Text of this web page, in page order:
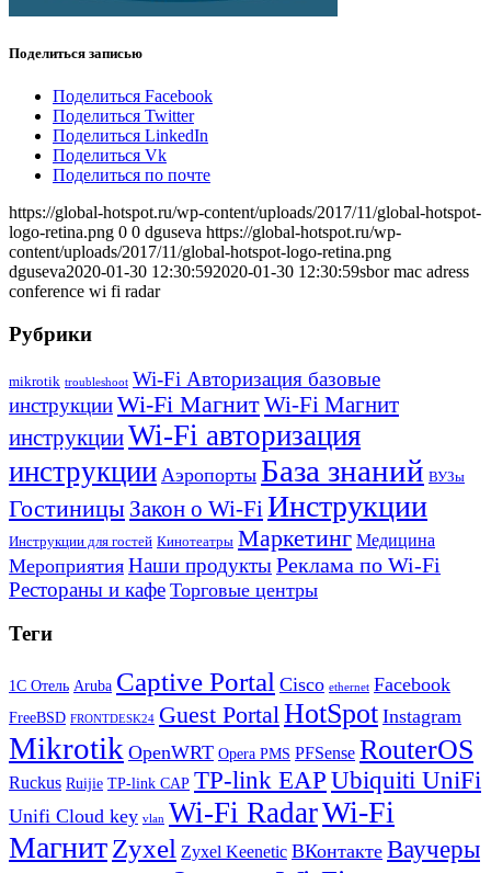
Поделиться записью
Поделиться Facebook
Поделиться Twitter
Поделиться LinkedIn
Поделиться Vk
Поделиться по почте
https://global-hotspot.ru/wp-content/uploads/2017/11/global-hotspot-
logo-retina.png 0 0 dguseva https://global-hotspot.ru/wp-
content/uploads/2017/11/global-hotspot-logo-retina.png
dguseva2020-01-30 12:30:592020-01-30 12:30:59sbor mac adress
conference wi fi radar
Рубрики
mikrotik troubleshoot Wi-Fi Авторизация базовые
инструкцииWi-Fi МагнитWi-Fi Магнит
инструкцииWi-Fi авторизация
инструкции Аэропорты База знаний ВУЗы
Гостиницы Закон о Wi-Fi Инструкции
Инструкции для гостей Кинотеатры Маркетинг Медицина
Мероприятия Наши продуктыРеклама по Wi-Fi
Рестораны и кафе Торговые центры
Теги
1С Отель Aruba Captive Portal Cisco ethernet Facebook
FreeBSD FRONTDESK24 Guest PortalHotSpot Instagram
Mikrotik OpenWRT Opera PMS PFSense RouterOS
Ruckus Ruijie TP-link CAP TP-link EAP Ubiquiti UniFi
Unifi Cloud key vlan Wi-Fi RadarWi-Fi
МагнитZyxel Zyxel Keenetic ВКонтакте Ваучеры